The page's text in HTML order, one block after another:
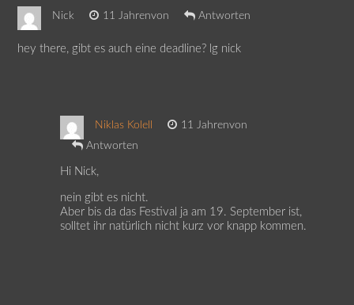
Nick 11 Jahrenvon Antworten
hey there, gibt es auch eine deadline? lg nick
Niklas Kolell
11 Jahrenvon
Antworten
Hi Nick,
nein gibt es nicht.
Aber bis da das Festival ja am 19. September ist,
solltet ihr natürlich nicht kurz vor knapp kommen.